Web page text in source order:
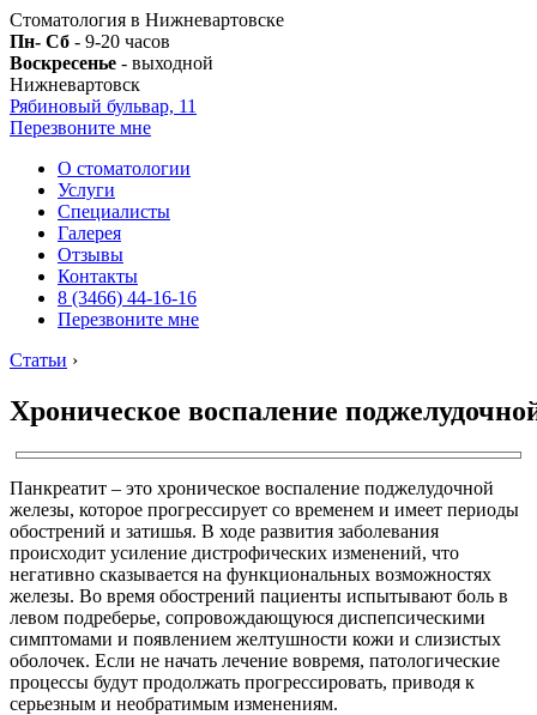
Стоматология в Нижневартовске
Пн- Сб - 9-20 часов
Воскресенье - выходной
Нижневартовск
Рябиновый бульвар, 11
Перезвоните мне
О стоматологии
Услуги
Специалисты
Галерея
Отзывы
Контакты
8 (3466) 44-16-16
Перезвоните мне
Статьи ›
Хроническое воспаление
Панкреатит – это хроническое воспаление поджелудочной
железы, которое прогрессирует со временем и имеет периоды
обострений и затишья. В ходе развития заболевания
происходит усиление дистрофических изменений, что
негативно сказывается на функциональных возможностях
железы. Во время обострений пациенты испытывают боль в
левом подреберье, сопровождающуюся диспепсическими
симптомами и появлением желтушности кожи и слизистых
оболочек. Если не начать лечение вовремя, патологические
процессы будут продолжать прогрессировать, приводя к
серьезным и необратимым изменениям.